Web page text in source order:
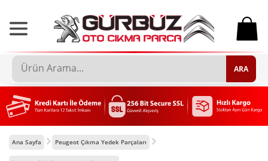
0
ARA
Ana Sayfa Peugeot Çıkma Yedek Parçaları